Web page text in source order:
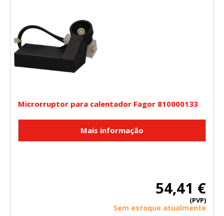
Microrruptor para calentador Fagor 810000133
54,41 €
(PVP)
Sem estoque atualmente